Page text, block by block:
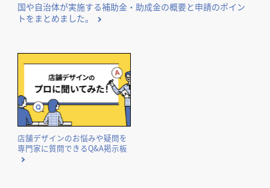
国や自治体が実施する補助金・助成金の概要と申請のポイン
トをまとめました。
店舗デザインのお悩みや疑問を
専門家に質問できるQ&A掲示板